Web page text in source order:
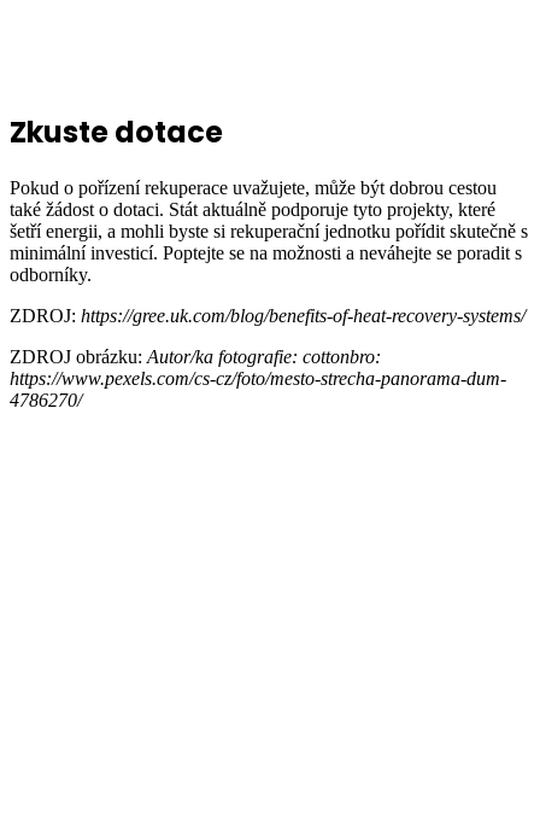
Zkuste dotace
Pokud o pořízení rekuperace uvažujete, může být dobrou cestou
také žádost o dotaci. Stát aktuálně podporuje tyto projekty, které
šetří energii, a mohli byste si rekuperační jednotku pořídit skutečně s
minimální investicí. Poptejte se na možnosti a neváhejte se poradit s
odborníky.
ZDROJ: https://gree.uk.com/blog/benefits-of-heat-recovery-systems/
ZDROJ obrázku: Autor/ka fotografie: cottonbro:
https://www.pexels.com/cs-cz/foto/mesto-strecha-panorama-dum-
4786270/